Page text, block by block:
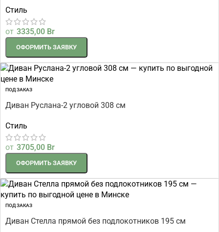
Стиль
от 3335,00 Br
ОФОРМИТЬ ЗАЯВКУ
ПОД ЗАКАЗ
Диван Руслана-2 угловой 308 см
Стиль
от 3705,00 Br
ОФОРМИТЬ ЗАЯВКУ
ПОД ЗАКАЗ
Диван Стелла прямой без подлокотников 195 см